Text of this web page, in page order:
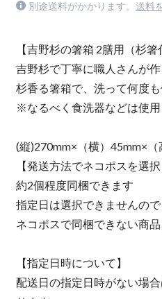
別途送料がかかります。 送料
【吉野杉の箸箱 2膳用（杉箸
吉野杉で丁寧に職人さんが作
杉香る箸箱で、洗って何度も
※なるべく食洗器などは使用
(縦)270mm×（横）45mm×（
【発送方法でネコポスを選択
約2個程度同梱できます
指定日は選択できませんの
ネコポスで同梱できない商
【指定日時について】
配送日の指定日時がない場